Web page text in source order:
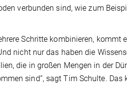
verbunden sind, wie zum
Schritte kombinieren, kommt
nicht nur das haben die
die in großen Mengen in der
sind“, sagt Tim Schulte. Das